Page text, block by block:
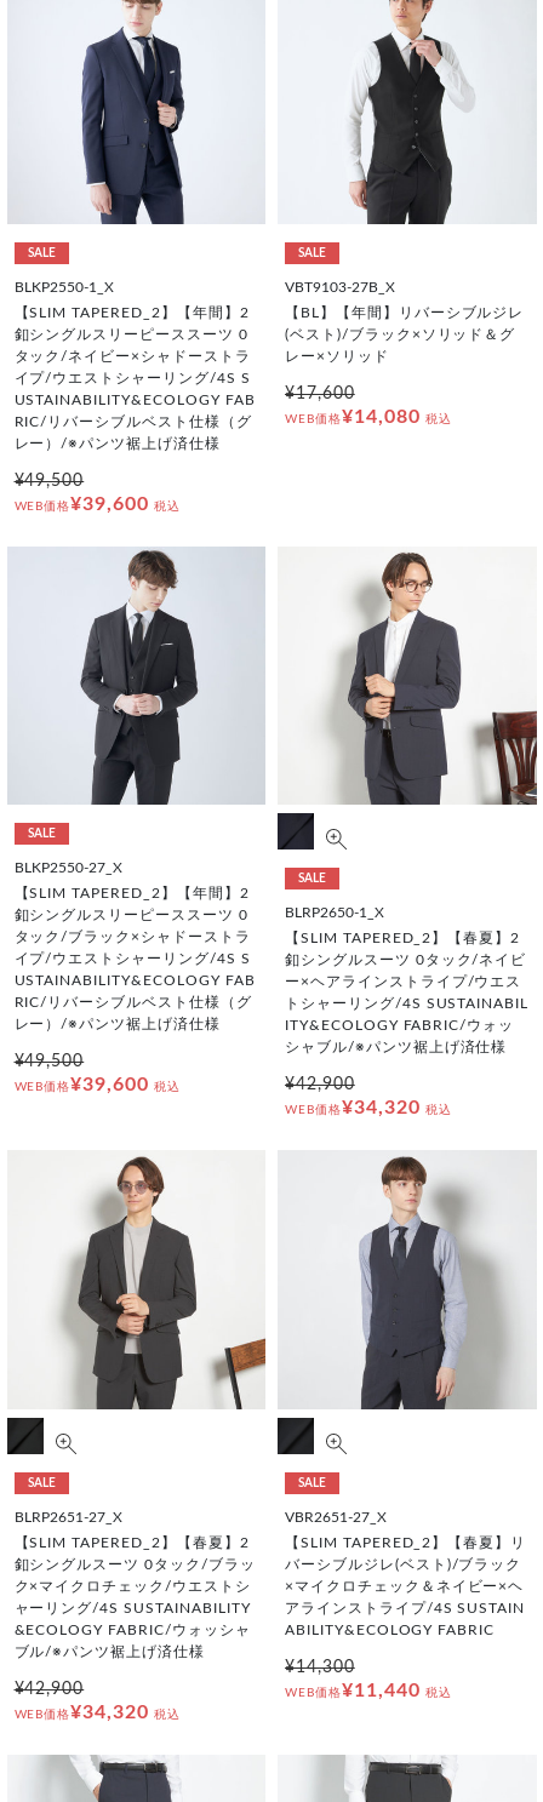
SALE
BLKP2550-1_X
【SLIM TAPERED_2】【年間】2
釦シングルスリーピーススーツ 0
タック/ネイビー×シャドーストラ
イプ/ウエストシャーリング/4S S
USTAINABILITY&ECOLOGY FAB
RIC/リバーシブルベスト仕様（グ
レー）/※パンツ裾上げ済仕様
¥49,500
WEB価格¥39,600 税込
SALE
VBT9103-27B_X
【BL】【年間】リバーシブルジレ
(ベスト)/ブラック×ソリッド＆グ
レー×ソリッド
¥17,600
WEB価格¥14,080 税込
SALE
BLKP2550-27_X
【SLIM TAPERED_2】【年間】2
釦シングルスリーピーススーツ 0
タック/ブラック×シャドーストラ
イプ/ウエストシャーリング/4S S
USTAINABILITY&ECOLOGY FAB
RIC/リバーシブルベスト仕様（グ
レー）/※パンツ裾上げ済仕様
¥49,500
WEB価格¥39,600 税込
SALE
BLRP2650-1_X
【SLIM TAPERED_2】【春夏】2
釦シングルスーツ 0タック/ネイビ
ー×ヘアラインストライプ/ウエス
トシャーリング/4S SUSTAINABIL
ITY&ECOLOGY FABRIC/ウォッ
シャブル/※パンツ裾上げ済仕様
¥42,900
WEB価格¥34,320 税込
SALE
BLRP2651-27_X
【SLIM TAPERED_2】【春夏】2
釦シングルスーツ 0タック/ブラッ
ク×マイクロチェック/ウエストシ
ャーリング/4S SUSTAINABILITY
&ECOLOGY FABRIC/ウォッシャ
ブル/※パンツ裾上げ済仕様
¥42,900
WEB価格¥34,320 税込
SALE
VBR2651-27_X
【SLIM TAPERED_2】【春夏】リ
バーシブルジレ(ベスト)/ブラック
×マイクロチェック＆ネイビー×ヘ
アラインストライプ/4S SUSTAIN
ABILITY&ECOLOGY FABRIC
¥14,300
WEB価格¥11,440 税込